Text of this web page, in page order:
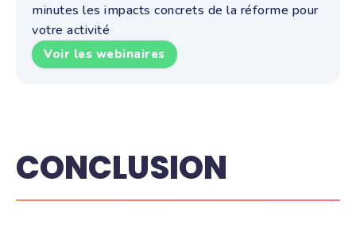
minutes les impacts concrets de la réforme pour
votre activité
Voir les webinaires
CONCLUSION